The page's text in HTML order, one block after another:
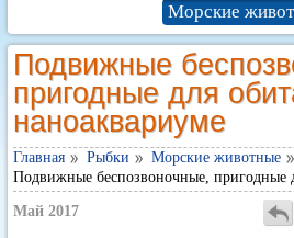
Морские
Подвижные
пригодные для
наноаквариуме
Главная Рыбки
Морские животные
Подвижные беспозвоночные, пригодные
Май 2017